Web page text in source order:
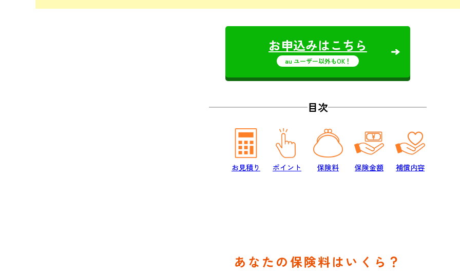
お申込みはこちら
au ユーザー以外もOK！
目次
お見積り ポイント 保険料 保険金額 補償内容
あなたの保険料はいくら？